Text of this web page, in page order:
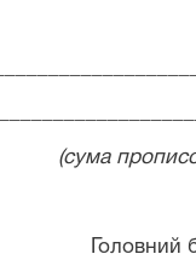
(сума
Головний